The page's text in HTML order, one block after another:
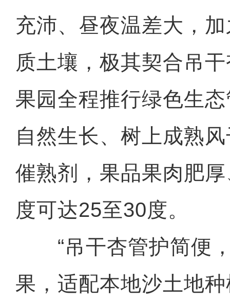
充沛、昼夜温差大，
质土壤，极其契合吊
果园全程推行绿色生
自然生长、树上成熟
催熟剂，果品果肉肥
度可达25至30度。
“吊干杏管护简便，
果，适配本地沙土地